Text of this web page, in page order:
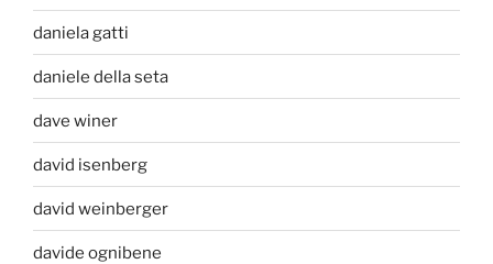
daniela gatti
daniele della seta
dave winer
david isenberg
david weinberger
davide ognibene